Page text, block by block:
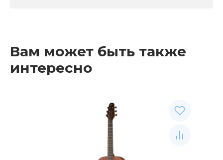
Вам может быть также
интересно